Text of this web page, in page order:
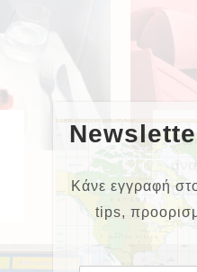
Κάνε εγγραφή
tips,